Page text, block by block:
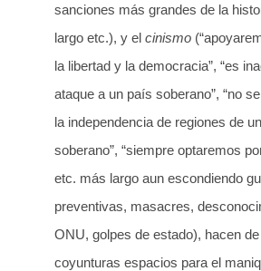
sanciones más grandes de la
largo etc.), y el cinismo
la libertad y la democracia”, “es
ataque a un país soberano”, “no
la independencia de regiones de
soberano”, “siempre optaremos
etc. más largo aun escondiendo
preventivas, masacres,
ONU, golpes de estado), hacen
coyunturas espacios para el